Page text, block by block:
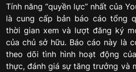
Tính năng “quyền lực” nhất của
là cung cấp bản báo cáo tổng
thời gian xem và lượt đăng ký
của chủ sở hữu. Báo cáo này là
theo dõi tình hình hoạt động
thực, đánh giá sự tăng trưởng và